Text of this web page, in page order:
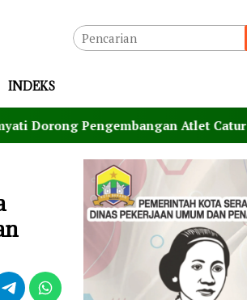
INDEKS
Pengembangan Atlet Catur Sejak Dini